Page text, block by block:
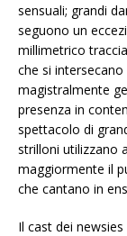
sensuali; grandi
seguono un
millimetrico
che si
magistralmente
presenza in
spettacolo di
strilloni utilizzano
maggiormente il
che cantano in
Il cast dei